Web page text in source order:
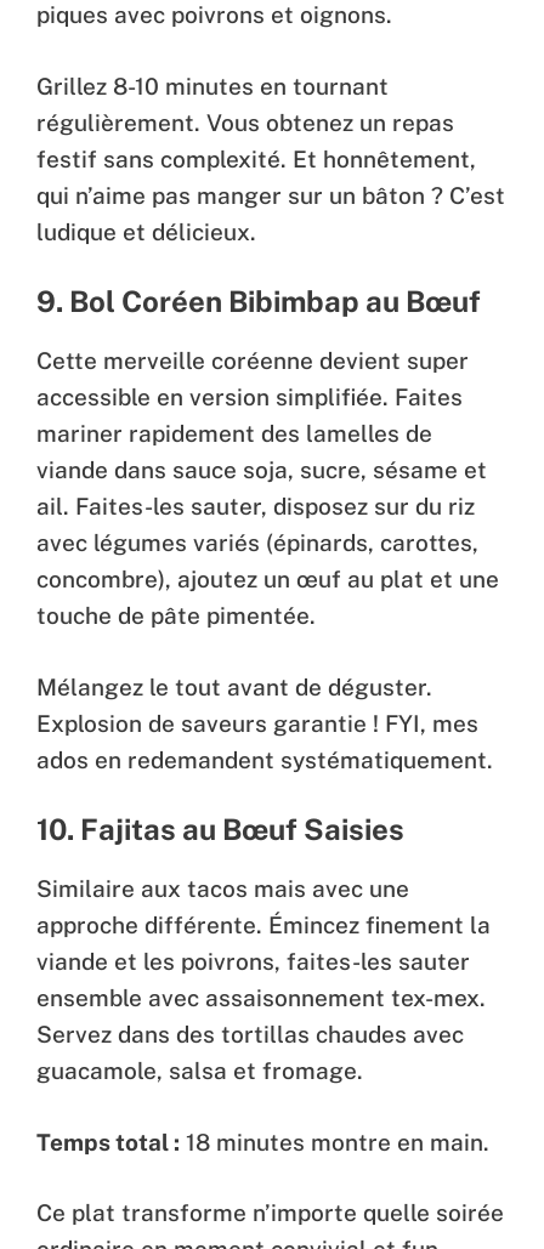
piques avec poivrons et oignons.
Grillez 8-10 minutes en tournant
régulièrement. Vous obtenez un repas
festif sans complexité. Et honnêtement,
qui n’aime pas manger sur un bâton ? C’est
ludique et délicieux.
9. Bol Coréen Bibimbap au Bœuf
Cette merveille coréenne devient super
accessible en version simplifiée. Faites
mariner rapidement des lamelles de
viande dans sauce soja, sucre, sésame et
ail. Faites-les sauter, disposez sur du riz
avec légumes variés (épinards, carottes,
concombre), ajoutez un œuf au plat et une
touche de pâte pimentée.
Mélangez le tout avant de déguster.
Explosion de saveurs garantie ! FYI, mes
ados en redemandent systématiquement.
10. Fajitas au Bœuf Saisies
Similaire aux tacos mais avec une
approche différente. Émincez finement la
viande et les poivrons, faites-les sauter
ensemble avec assaisonnement tex-mex.
Servez dans des tortillas chaudes avec
guacamole, salsa et fromage.
Temps total : 18 minutes montre en main.
Ce plat transforme n’importe quelle soirée